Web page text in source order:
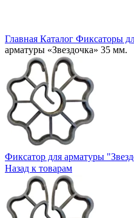
Главная Каталог Фиксаторы
арматуры «Звездочка» 35 мм.
Фиксатор для арматуры
Назад к товарам